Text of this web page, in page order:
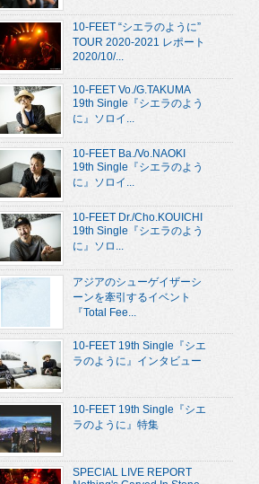
10-FEET “シエラのように”
TOUR 2020-2021 レポート
2020/10/...
10-FEET Vo./G.TAKUMA
19th Single『シエラのよう
に』ソロイ...
10-FEET Ba./Vo.NAOKI
19th Single『シエラのよう
に』ソロイ...
10-FEET Dr./Cho.KOUICHI
19th Single『シエラのよう
に』ソロ...
アジアのシューゲイザーシ
ーンを牽引するイベント
『Total Fee...
10-FEET 19th Single『シエ
ラのように』インタビュー
10-FEET 19th Single『シエ
ラのように』特集
SPECIAL LIVE REPORT